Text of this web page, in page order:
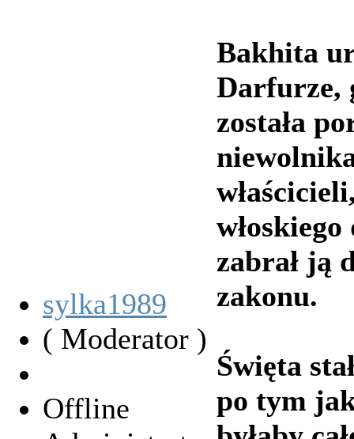
sylka1989
( Moderator )
Offline
Bakhita
Darfurze,
została
zabrał ją
zakonu.
Święta
po tym